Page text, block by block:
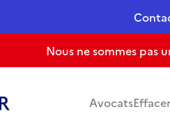
Nous ne sommes pas
Avocats